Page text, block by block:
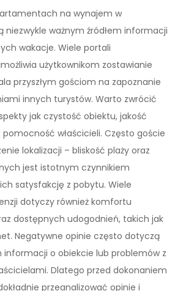
na wynajem w
niezwykle ważnym źródłem informacji
wakacje. Wiele portali
użytkownikom zostawianie
przyszłym gościom na zapoznanie
innych turystów. Warto zwrócić
jak czystość obiektu, jakość
pomocność właścicieli. Często goście
lokalizacji – bliskość plaży oraz
jest istotnym czynnikiem
satysfakcję z pobytu. Wiele
dotyczy również komfortu
dostępnych udogodnień, takich jak
Negatywne opinie często dotyczą
informacji o obiekcie lub problemów z
Dlatego przed dokonaniem
przeanalizować opinie i